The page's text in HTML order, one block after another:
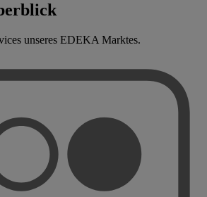
unseres EDEKA Marktes.